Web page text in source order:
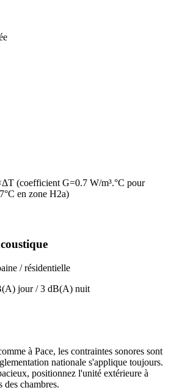
(coefficient G=0.7 W/m³.°C pour
en zone H2a)
/ résidentielle
jour /3 dB(A) nuit
à Pace, les contraintes sonores sont
nationale s'applique toujours.
positionnez l'unité extérieure à
des chambres.